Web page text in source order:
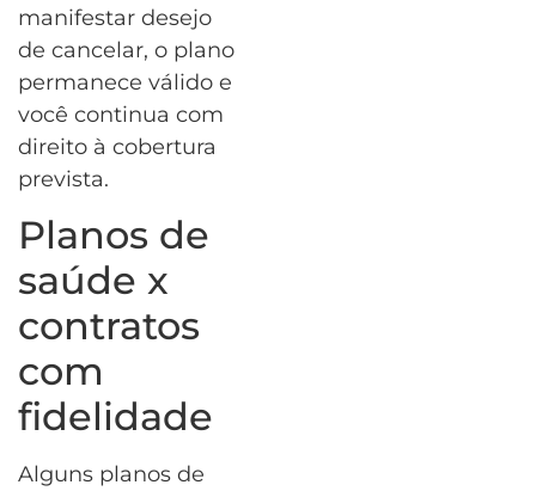
manifestar desejo
de cancelar, o plano
permanece válido e
você continua com
direito à cobertura
prevista.
Planos de
saúde x
contratos
com
fidelidade
Alguns planos de